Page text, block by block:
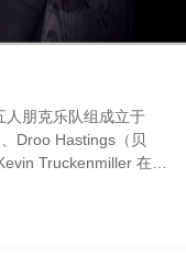
人朋克乐队组成立于
Droo Hastings（贝
Truckenmiller 在网
唱）来完成这个乐